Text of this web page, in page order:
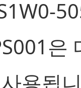
은
용됩